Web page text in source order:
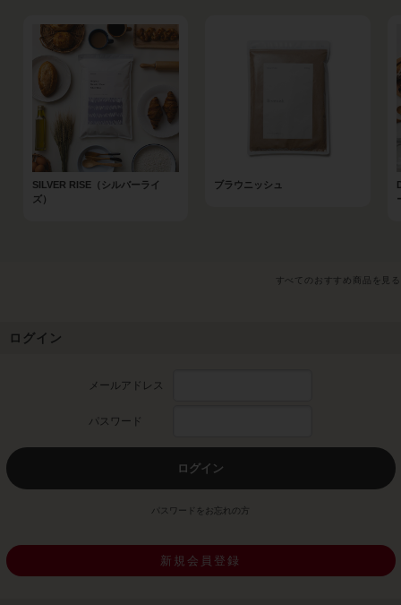
SILVER RISE（シルバーライ
ズ）
ブラウニッシュ
すべてのおすすめ商品を見る
ログイン
メールアドレス
パスワード
ログイン
パスワードをお忘れの方
新規会員登録